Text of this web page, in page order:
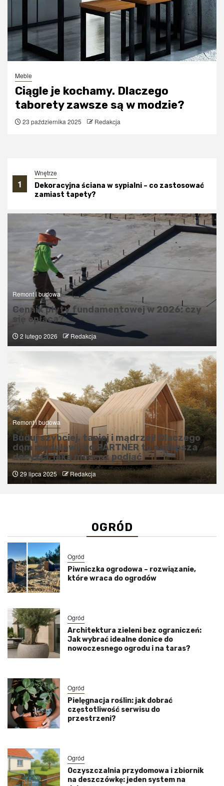
1
Wnętrze
Dekoracyjna ściana w sypialni – co zastosować
zamiast tapety?
Meble
Ciągle je kochamy. Dlaczego
taborety zawsze są w modzie?
23 października 2025 Redakcja
Remont i budowa
Cennik płyty fundamentowej w 2026: czy
się opłaca?
2 lutego 2026 Redakcja
Remont i budowa
Buduj szybciej, taniej i mądrzej! Dlaczego
dom modułowy od PARTNER to najlepsza
decyzja, jaką możesz podjąć
29 lipca 2025 Redakcja
OGRÓD
Ogród
Piwniczka ogrodowa – rozwiązanie,
które wraca do ogrodów
Ogród
Architektura zieleni bez ograniczeń:
Jak wybrać idealne donice do
nowoczesnego ogrodu i na taras?
Ogród
Pielęgnacja roślin: jak dobrać
częstotliwość serwisu do
przestrzeni?
Ogród
Oczyszczalnia przydomowa i zbiornik
na deszczówkę: jeden system na